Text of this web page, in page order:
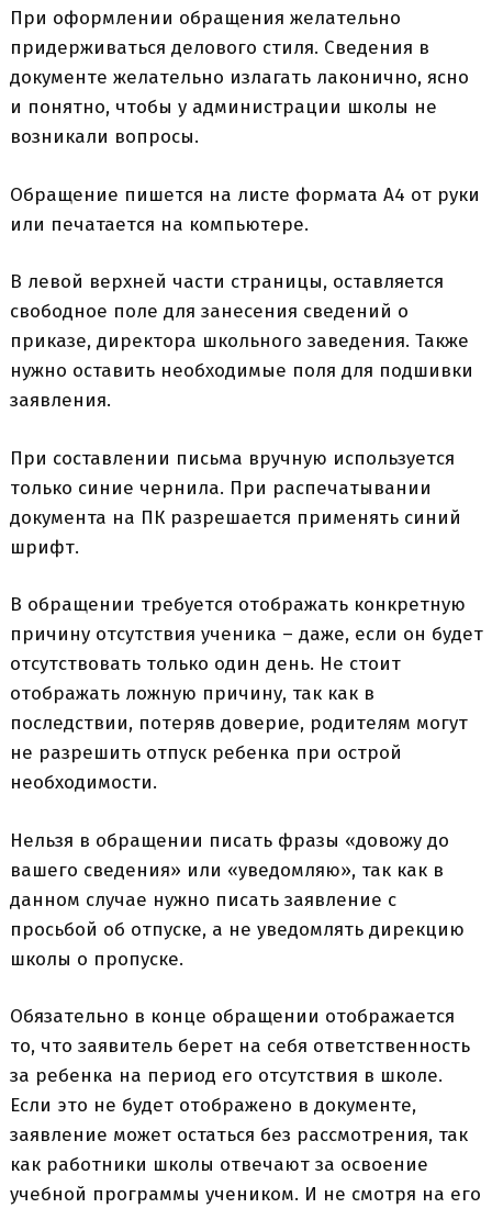
При оформлении обращения желательно
придерживаться делового стиля. Сведения в
документе желательно излагать лаконично, ясно
и понятно, чтобы у администрации школы не
возникали вопросы.
Обращение пишется на листе формата А4 от руки
или печатается на компьютере.
В левой верхней части страницы, оставляется
свободное поле для занесения сведений о
приказе, директора школьного заведения. Также
нужно оставить необходимые поля для подшивки
заявления.
При составлении письма вручную используется
только синие чернила. При распечатывании
документа на ПК разрешается применять синий
шрифт.
В обращении требуется отображать конкретную
причину отсутствия ученика – даже, если он будет
отсутствовать только один день. Не стоит
отображать ложную причину, так как в
последствии, потеряв доверие, родителям могут
не разрешить отпуск ребенка при острой
необходимости.
Нельзя в обращении писать фразы «довожу до
вашего сведения» или «уведомляю», так как в
данном случае нужно писать заявление с
просьбой об отпуске, а не уведомлять дирекцию
школы о пропуске.
Обязательно в конце обращении отображается
то, что заявитель берет на себя ответственность
за ребенка на период его отсутствия в школе.
Если это не будет отображено в документе,
заявление может остаться без рассмотрения, так
как работники школы отвечают за освоение
учебной программы учеником. И не смотря на его